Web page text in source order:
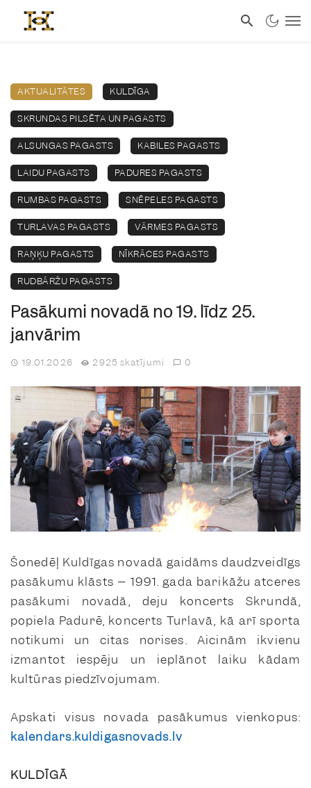
AKTUALITĀTES KULDĪGA
SKRUNDAS PILSĒTA UN PAGASTS
ALSUNGAS PAGASTS KABILES PAGASTS
LAIDU PAGASTS PADURES PAGASTS
RUMBAS PAGASTS SNĒPELES PAGASTS
TURLAVAS PAGASTS VĀRMES PAGASTS
RAŅĶU PAGASTS NĪKRĀCES PAGASTS
RUDBĀRŽU PAGASTS
Pasākumi novadā no 19. līdz 25.
janvārim
19.01.2026 2925 skatījumi 0
Šonedēļ Kuldīgas novadā gaidāms daudzveidīgs
pasākumu klāsts – 1991. gada barikāžu atceres
pasākumi novadā, deju koncerts Skrundā,
popiela Padurē, koncerts Turlavā, kā arī sporta
notikumi un citas norises. Aicinām ikvienu
izmantot iespēju un ieplānot laiku kādam
kultūras piedzīvojumam.
Apskati visus novada pasākumus vienkopus:
kalendars.kuldigasnovads.lv
KULDĪGĀ